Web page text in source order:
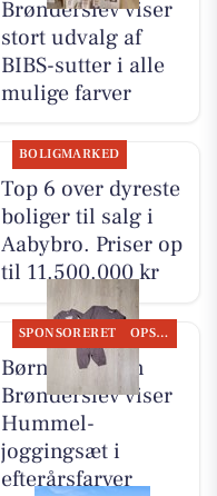
Brønderslev viser
stort udvalg af
BIBS-sutter i alle
mulige farver
BOLIGMARKED
Top 6 over dyreste
boliger til salg i
Aabybro. Priser op
til 11.500.000 kr
SPONSORERET OPSLAGSTAVLEN
Børneshoppen
Brønderslev viser
Hummel-
joggingsæt i
efterårsfarver